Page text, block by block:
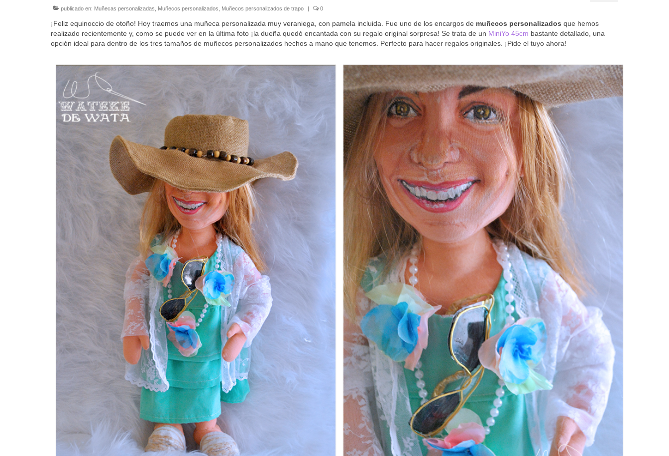
publicado en: Muñecas personalizadas Muñecos personalizados Muñecos personalizados de trapo 0
¡Feliz equinoccio de otoño! Hoy traemos una muñeca personalizada muy veraniega, con pamela incluida. Fue uno de los encargos de muñecos personalizados que hemos
realizado recientemente y, como se puede ver en la última foto ¡la dueña quedó encantada con su regalo original sorpresa! Se trata de un MiniYo 45cm bastante detallado, una
opción ideal para dentro de los tres tamaños de muñecos personalizados hechos a mano que tenemos. Perfecto para hacer regalos originales. ¡Pide el tuyo ahora!